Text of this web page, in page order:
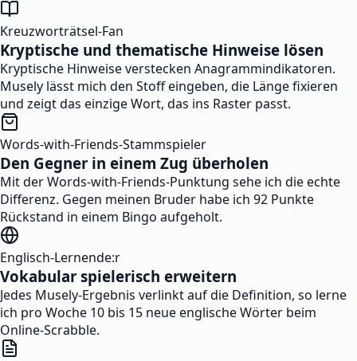
Kreuzworträtsel-Fan
Kryptische und thematische Hinweise lösen
Kryptische Hinweise verstecken Anagrammindikatoren.
Musely lässt mich den Stoff eingeben, die Länge fixieren
und zeigt das einzige Wort, das ins Raster passt.
Words-with-Friends-Stammspieler
Den Gegner in einem Zug überholen
Mit der Words-with-Friends-Punktung sehe ich die echte
Differenz. Gegen meinen Bruder habe ich 92 Punkte
Rückstand in einem Bingo aufgeholt.
Englisch-Lernende:r
Vokabular spielerisch erweitern
Jedes Musely-Ergebnis verlinkt auf die Definition, so lerne
ich pro Woche 10 bis 15 neue englische Wörter beim
Online-Scrabble.